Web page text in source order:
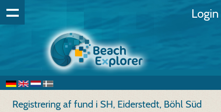
Login
Registrering af fund i SH, Eiderstedt, Böhl Süd